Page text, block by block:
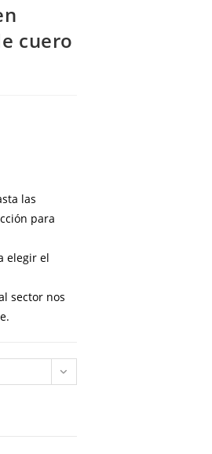
cuero
las
para
elegir el
sector nos